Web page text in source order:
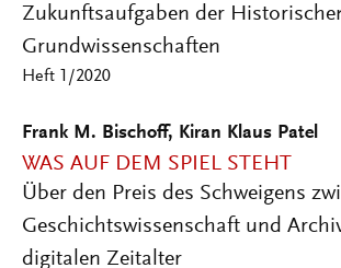
Zukunftsaufgaben der
Grundwissenschaften
Heft 1/2020
Frank M. Bischoff, Kiran Klaus Patel
WAS AUF DEM SPIEL STEHT
Über den Preis des Schweigens
Geschichtswissenschaft und
digitalen Zeitalter